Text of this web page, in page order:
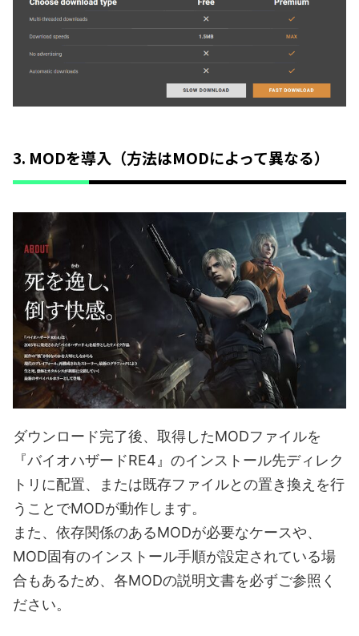
3. MODを導入（方法はMODによって異なる）
ダウンロード完了後、取得したMODファイルを
『バイオハザードRE4』のインストール先ディレク
トリに配置、または既存ファイルとの置き換えを行
うことでMODが動作します。
また、依存関係のあるMODが必要なケースや、
MOD固有のインストール手順が設定されている場
合もあるため、各MODの説明文書を必ずご参照く
ださい。